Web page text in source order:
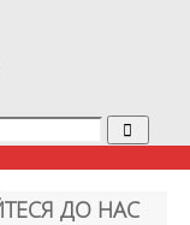
Search
ДО НАС